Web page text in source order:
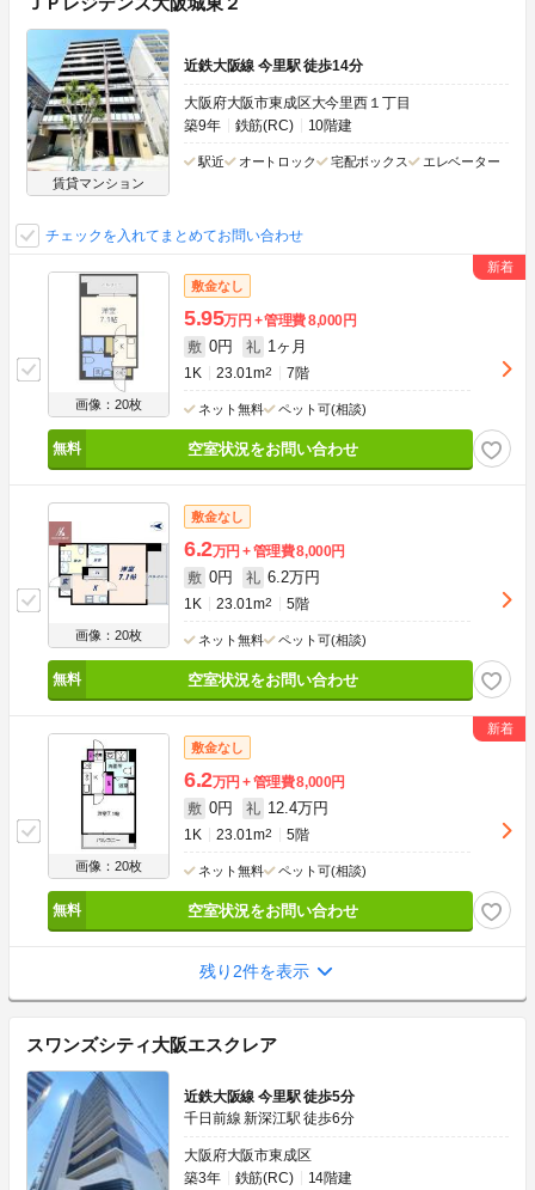
賃貸マンション
近鉄大阪線 今里駅 徒歩14分
大阪府大阪市東成区大今里西１丁目
築9年
鉄筋(RC) 10階建
駅近 オートロック 宅配ボックス エレベーター
チェックを入れてまとめてお問い合わせ
画像：20枚
敷金なし
5.95万円 管理費8,000円
敷 0円 礼 1ヶ月
1K 23.01m2 7階
ネット無料 ペット可(相談)
空室状況をお問い合わせ
画像：20枚
敷金なし
6.2万円 管理費8,000円
敷 0円 礼 6.2万円
1K 23.01m2 5階
ネット無料 ペット可(相談)
空室状況をお問い合わせ
画像：20枚
敷金なし
6.2万円 管理費8,000円
敷 0円 礼 12.4万円
1K 23.01m2 5階
ネット無料 ペット可(相談)
空室状況をお問い合わせ
残り2件を表示
スワンズシティ大阪エスクレア
近鉄大阪線 今里駅 徒歩5分
千日前線 新深江駅 徒歩6分
大阪府大阪市東成区
築3年
鉄筋(RC) 14階建